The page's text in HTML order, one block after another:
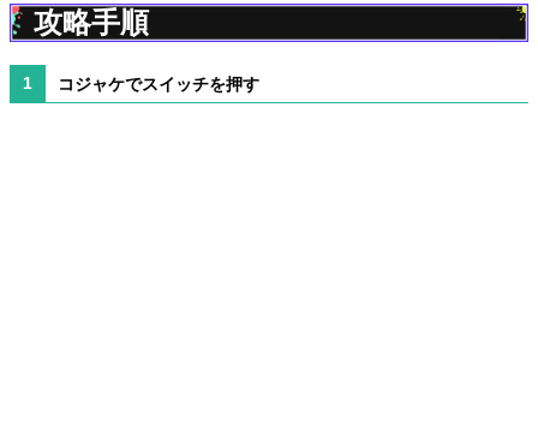
攻略手順
コジャケでスイッチを押す